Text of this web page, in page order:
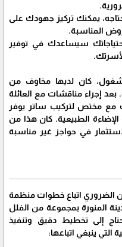
يمكنك تركيز جهودك على
المناسبة.
احتياجاتك سيساعدك في توفير
كان لديها مخاوف من
بعد إجراء مناقشات مع العائلة
مع مختص لتركيب ساتر يوفر
الطبيعية. كان هذا من
في حواجز غير مناسبة
الضروري اتباع خطوات منظمة
المنورة بمجموعة من الفلل
إلى تخطيط دقيق وتنفيذ
ينبغي اتباعها: